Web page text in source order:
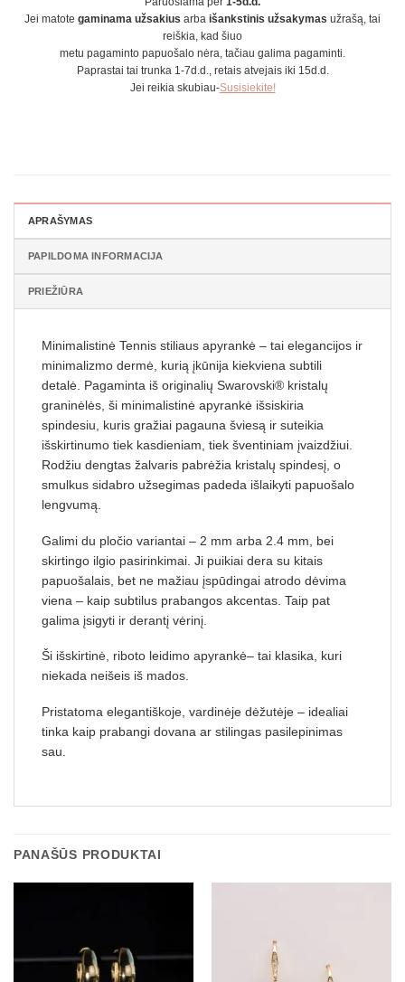
Jei matote gaminama užsakius arba išankstinis užsakymas užrašą, tai
reiškia, kad šiuo
metu pagaminto papuošalo nėra, tačiau galima pagaminti.
Paprastai tai trunka 1-7d.d., retais atvejais iki 15d.d.
Jei reikia skubiau-Susisiekite!
APRAŠYMAS
PAPILDOMA INFORMACIJA
PRIEŽIŪRA
Minimalistinė Tennis stiliaus apyrankė – tai elegancijos ir
minimalizmo dermė, kurią įkūnija kiekviena subtili
detalė. Pagaminta iš originalių Swarovski® kristalų
graninėlės, ši minimalistinė apyrankė išsiskiria
spindesiu, kuris gražiai pagauna šviesą ir suteikia
išskirtinumo tiek kasdieniam, tiek šventiniam įvaizdžiui.
Rodžiu dengtas žalvaris pabrėžia kristalų spindesį, o
smulkus sidabro užsegimas padeda išlaikyti papuošalo
lengvumą.
Galimi du pločio variantai – 2 mm arba 2.4 mm, bei
skirtingo ilgio pasirinkimai. Ji puikiai dera su kitais
papuošalais, bet ne mažiau įspūdingai atrodo dėvima
viena – kaip subtilus prabangos akcentas. Taip pat
galima įsigyti ir derantį vėrinį.
Ši išskirtinė, riboto leidimo apyrankė– tai klasika, kuri
niekada neišeis iš mados.
Pristatoma elegantiškoje, vardinėje dėžutėje – idealiai
tinka kaip prabangi dovana ar stilingas pasilepinimas
sau.
PANAŠŪS PRODUKTAI